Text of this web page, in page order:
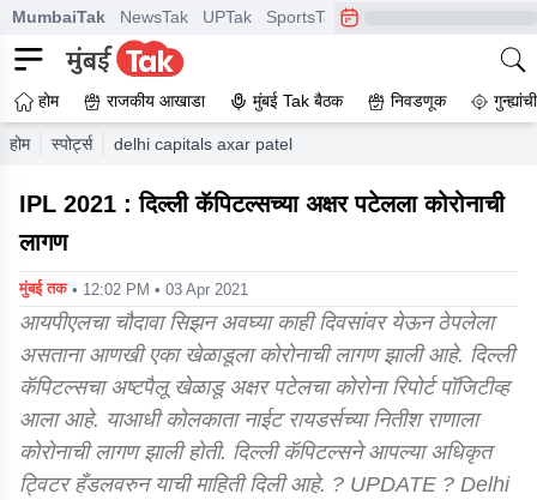
MumbaiTak NewsTak UPTak SportsTak CrimeTak
होम राजकीय आखाडा मुंबई Tak बैठक निवडणूक
होम स्पोर्ट्स delhi capitals axar patel tests positive for covid 19
IPL 2021 : दिल्ली कॅपिटल्सच्या अक्षर पटेलला कोरोनाची
लागण
मुंबई तक • 12:02 PM • 03 Apr 2021
आयपीएलचा चौदावा सिझन अवघ्या काही दिवसांवर येऊन ठेपलेला
असताना आणखी एका खेळाडूला कोरोनाची लागण झाली आहे. दिल्ली
कॅपिटल्सचा अष्टपैलू खेळाडू अक्षर पटेलचा कोरोना रिपोर्ट पॉजिटीव्ह
आला आहे. याआधी कोलकाता नाईट रायडर्सच्या नितीश राणाला
कोरोनाची लागण झाली होती. दिल्ली कॅपिटल्सने आपल्या अधिकृत
ट्विटर हँडलवरुन याची माहिती दिली आहे. ? UPDATE ? Delhi